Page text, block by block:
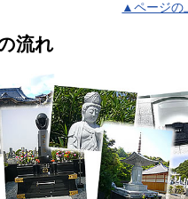
▲ページの
流れ